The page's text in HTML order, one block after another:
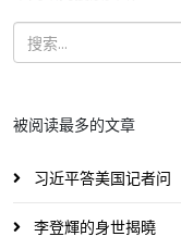
被阅读最多的文章
习近平答美国记者问
李登輝的身世揭曉